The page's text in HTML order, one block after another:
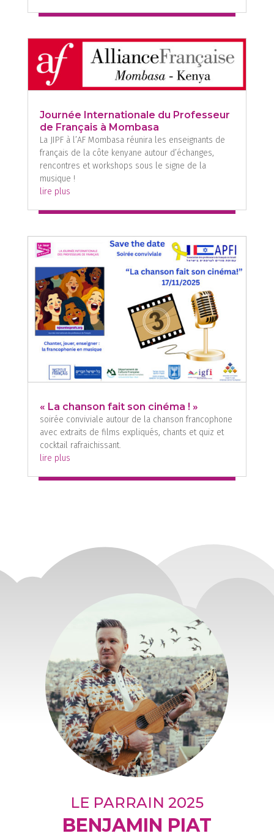
Journée Internationale du Professeur
de Français à Mombasa
La JIPF à l’AF Mombasa réunira les enseignants de
français de la côte kenyane autour d’échanges,
rencontres et workshops sous le signe de la
musique !
lire plus
« La chanson fait son cinéma ! »
soirée conviviale autour de la chanson francophone
avec extraits de films expliqués, chants et quiz et
cocktail rafraichissant.
lire plus
LE PARRAIN 2025
BENJAMIN PIAT